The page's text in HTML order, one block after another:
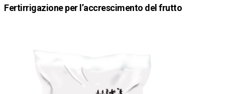
Fertirrigazione per l’accrescimento del frutto